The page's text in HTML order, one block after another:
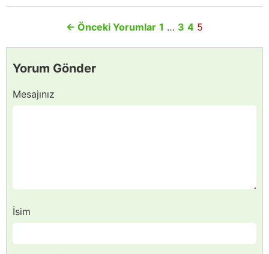
← Önceki Yorumlar 1 … 3 4 5
Yorum Gönder
Mesajınız
İsim